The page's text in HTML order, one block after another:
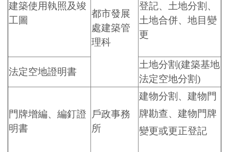
建築使用執照及竣
工圖
都市發展
處建築管
理科
登記、土地分割、
土地合併、地目變
更
法定空地證明書
土地分割(建築基地
法定空地分割)
門牌增編、編釘證
明書
戶政事務
所
建物分割、建物門
牌勘查、建物門牌
變更或更正登記